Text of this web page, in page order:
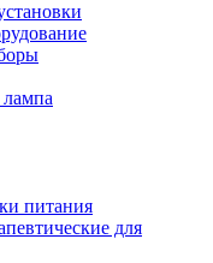
питания
для